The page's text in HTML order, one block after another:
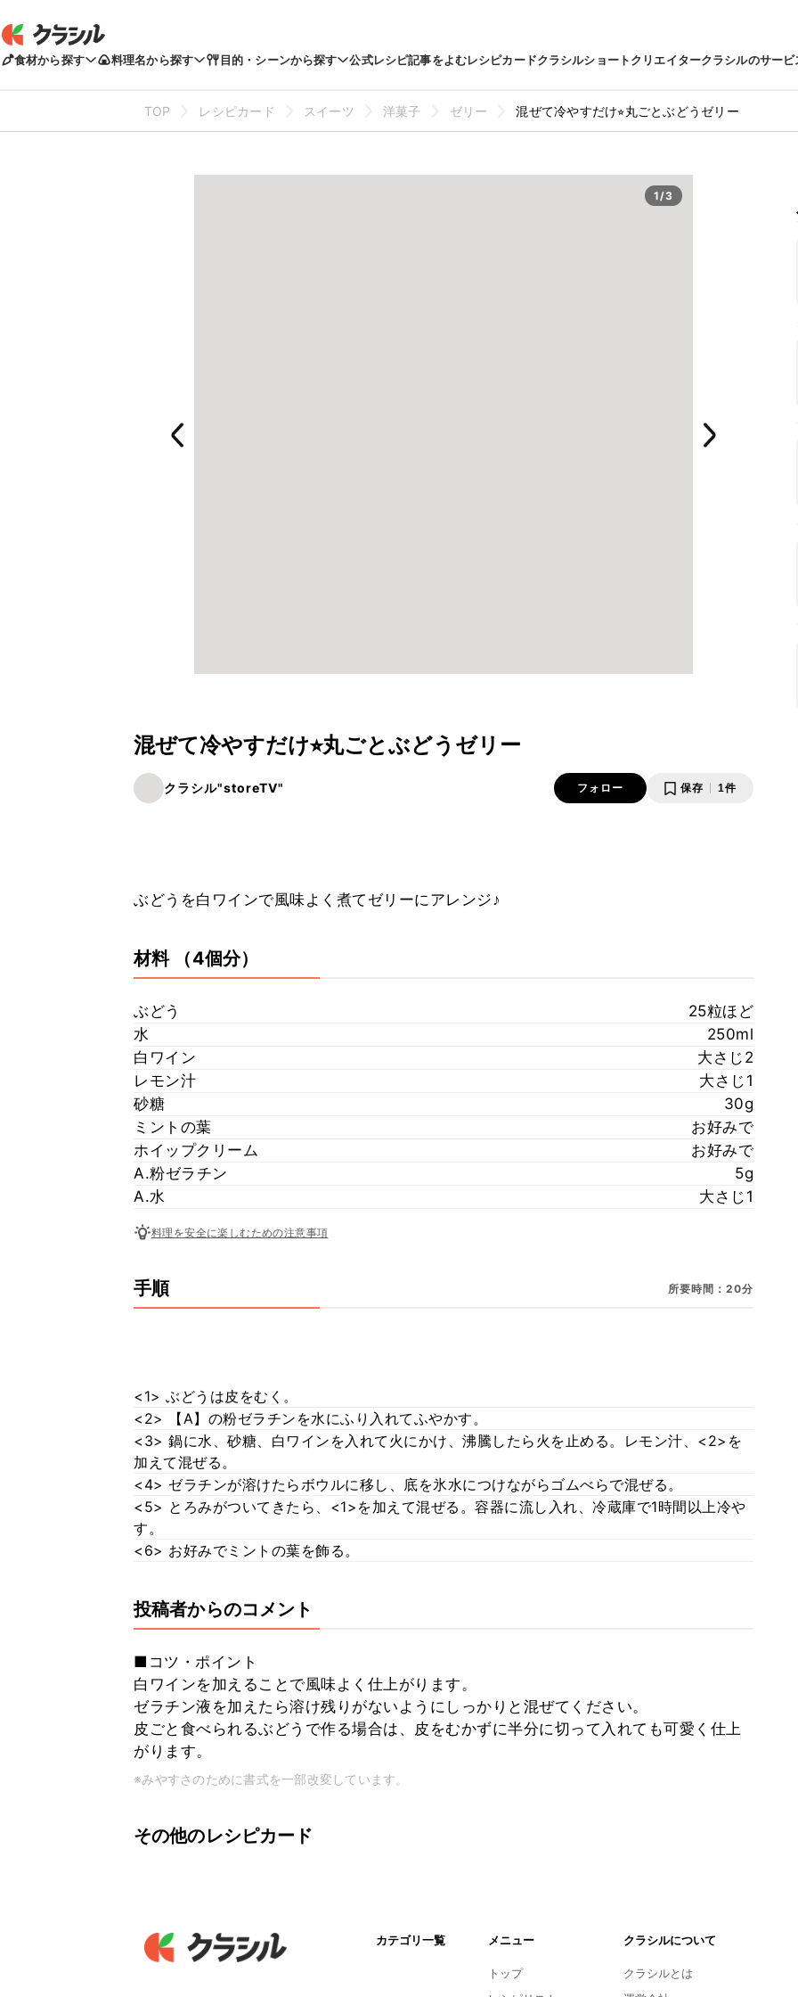
食材から探す 料理名から探す 目的・シーンから探す 公式レシピ記事をよむレシピカードクラシルショートクリエイタークラシルのサービ
TOP レシピカード スイーツ 洋菓子 ゼリー 混ぜて冷やすだけ⭐︎丸ごとぶどうゼリー
1/3
混ぜて冷やすだけ⭐︎丸ごとぶどうゼリー
クラシル"storeTV" フォロー 保存 1件
ぶどうを白ワインで風味よく煮てゼリーにアレンジ♪
材料 （4個分）
ぶどう
25粒ほど
水
250ml
白ワイン
大さじ2
レモン汁
大さじ1
砂糖
30g
ミントの葉
お好みで
ホイップクリーム
お好みで
A.粉ゼラチン
5g
A.水
大さじ1
料理を安全に楽しむための注意事項
手順 所要時間：20分
<1> ぶどうは皮をむく。
<2> 【A】の粉ゼラチンを水にふり入れてふやかす。
<3> 鍋に水、砂糖、白ワインを入れて火にかけ、沸騰したら火を止める。レモン汁、<2>を
加えて混ぜる。
<4> ゼラチンが溶けたらボウルに移し、底を氷水につけながらゴムべらで混ぜる。
<5> とろみがついてきたら、<1>を加えて混ぜる。容器に流し入れ、冷蔵庫で1時間以上冷や
す。
<6> お好みでミントの葉を飾る。
投稿者からのコメント
■コツ・ポイント
白ワインを加えることで風味よく仕上がります。
ゼラチン液を加えたら溶け残りがないようにしっかりと混ぜてください。
皮ごと食べられるぶどうで作る場合は、皮をむかずに半分に切って入れても可愛く仕上
がります。
※みやすさのために書式を一部改変しています。
その他のレシピカード
カテゴリ一覧 メニュー
トップ
クラシルについて
クラシルとは